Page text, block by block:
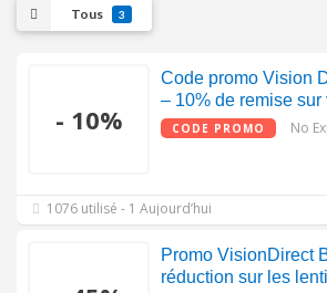
Tous 3
- 10%
Code promo Vision
– 10% de remise
CODE PROMO No
1076 utilisé - 1 Aujourd’hui
Promo VisionDirect
réduction sur les